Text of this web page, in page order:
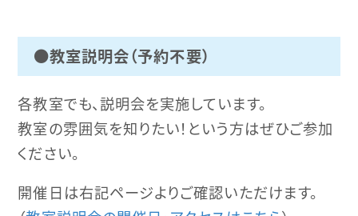
●教室説明会（予約不要）
各教室でも、説明会を実施しています。
教室の雰囲気を知りたい！という方はぜひご参加
ください。
開催日は右記ページよりご確認いただけます。